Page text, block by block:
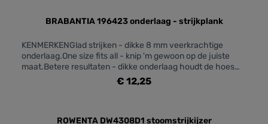
cm).Degelijk - heavy-duty 100% katoenen hoes.Veelzijdig
- perfect passende hoes met elastisch koord.Hygiënisch -
wasbaar (handwas).Alleen overtrek - voor als je onderlaag
nog goed is.Probleemloos gebruik - 2 jaar garantie en
BRABANTIA 196423 onderlaag - strijkplank
KENMERKENGlad strijken - dikke 8 mm veerkrachtige
onderlaag.One size fits all - knip 'm gewoon op de juiste
maat.Betere resultaten - dikke onderlaag houdt de hoes
droog, zelfs bij stomen.Veelzijdig - voor gewone strijkijzers
en stoomstrijkijzers.Probleemloos gebruik - 2 jaar garantie
€ 12,25
ROWENTA DW4308D1 stoomstrijkijzer